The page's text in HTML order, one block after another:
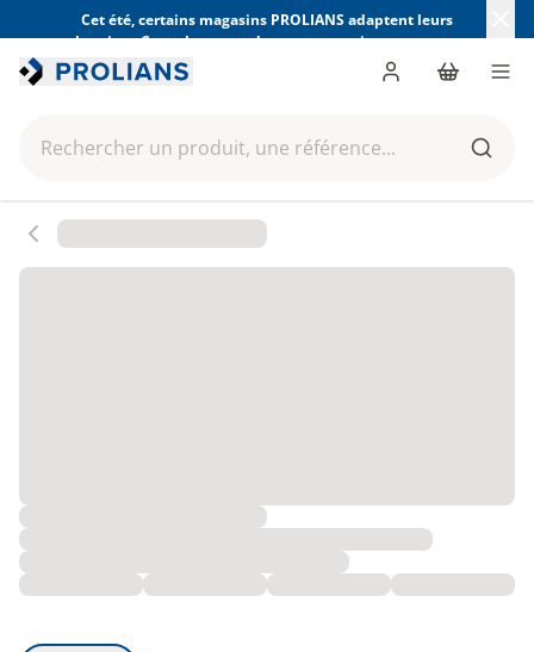
Cet été, certains magasins PROLIANS adaptent leurs
horaires. Consultez ceux de votre magasin avant votre
visite.
Rechercher un produit, une référence...
Panier